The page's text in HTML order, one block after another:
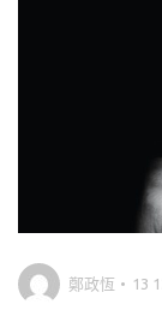
鄭政恆 • 13